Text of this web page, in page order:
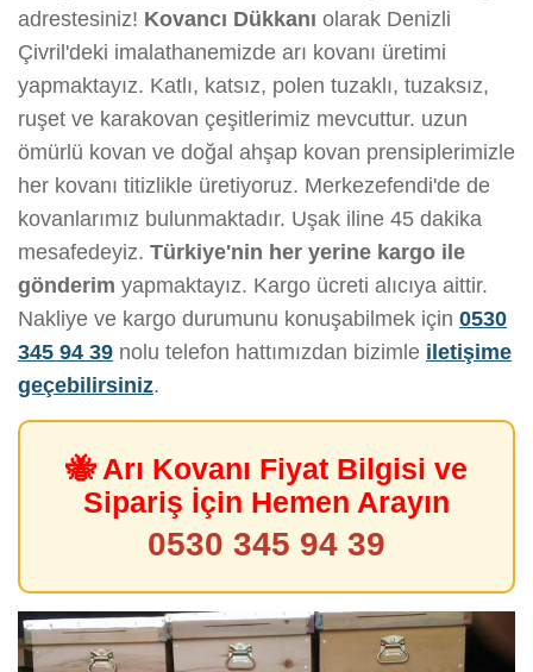
adrestesiniz! Kovancı Dükkanı olarak Denizli
Çivril'deki imalathanemizde arı kovanı üretimi
yapmaktayız. Katlı, katsız, polen tuzaklı, tuzaksız,
ruşet ve karakovan çeşitlerimiz mevcuttur. uzun
ömürlü kovan ve doğal ahşap kovan prensiplerimizle
her kovanı titizlikle üretiyoruz. Merkezefendi'de de
kovanlarımız bulunmaktadır. Uşak iline 45 dakika
mesafedeyiz. Türkiye'nin her yerine kargo ile
gönderim yapmaktayız. Kargo ücreti alıcıya aittir.
Nakliye ve kargo durumunu konuşabilmek için 0530
345 94 39 nolu telefon hattımızdan bizimle iletişime
geçebilirsiniz.
🐝 Arı Kovanı Fiyat Bilgisi ve
Sipariş İçin Hemen Arayın
0530 345 94 39